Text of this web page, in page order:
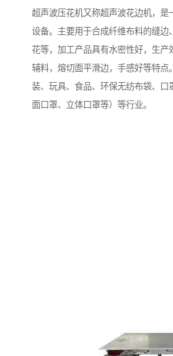
超声波压花机又称超声波花边机，是
设备。主要用于合成纤维布料的缝边
花等，加工产品具有水密性好，生产
辅料，熔切面平滑边，手感好等特点
装、玩具、食品、环保无纺布袋、口
面口罩、立体口罩等）等行业。